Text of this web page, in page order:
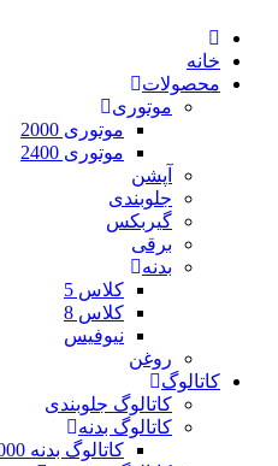
خانه
محصولات
موتوری
موتوری 2000
موتوری 2400
آپشن
جلوبندی
گیربکس
برقی
بدنه
کلاس 5
کلاس 8
نیوفیس
روغن
کاتالوگ
کاتالوگ جلوبندی
کاتالوگ بدنه
کاتالوگ بدنه 2000